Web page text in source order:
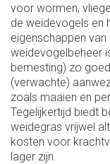
voor wormen,
de weidevogels en
eigenschappen
weidevogelbeheer
bemesting) zo
(verwachte)
zoals maaien en
Tegelijkertijd biedt
weidegras vrijwel
kosten voor
lager zijn.